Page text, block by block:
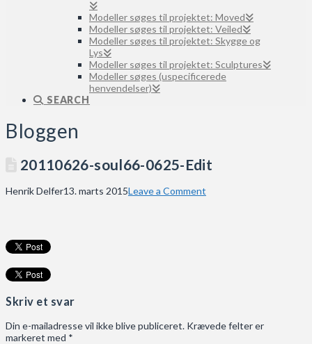
Modeller søges til projektet: Moved
Modeller søges til projektet: Veiled
Modeller søges til projektet: Skygge og
Lys
Modeller søges til projektet: Sculptures
Modeller søges (uspecificerede
henvendelser)
SEARCH
Bloggen
20110626-soul66-0625-Edit
Henrik Delfer13. marts 2015Leave a Comment
Skriv et svar
Din e-mailadresse vil ikke blive publiceret. Krævede felter er
markeret med *